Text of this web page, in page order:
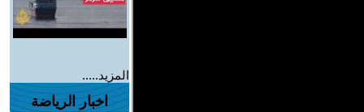
المزيد.....
اخبار الرياضة